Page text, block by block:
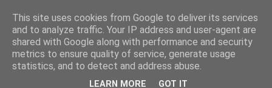
This site uses cookies from Google to deliver its services
and to analyze traffic. Your IP address and user-agent are
shared with Google along with performance and security
metrics to ensure quality of service, generate usage
statistics, and to detect and address abuse.
LEARN MORE GOT IT